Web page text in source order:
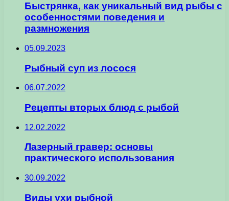
Быстрянка, как уникальный вид рыбы с
особенностями поведения и
размножения
05.09.2023
Рыбный суп из лосося
06.07.2022
Рецепты вторых блюд с рыбой
12.02.2022
Лазерный гравер: основы
практического использования
30.09.2022
Виды ухи рыбной